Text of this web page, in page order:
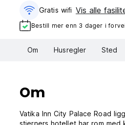
Gratis wifi‎ Vis alle
Bestill mer enn 3 dager i
Om Husregler Sted
Om
Vatika Inn City Palace Road
stjerners hotellet har rom